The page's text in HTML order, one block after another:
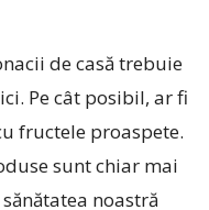
de casă trebuie
Pe cât posibil, ar fi
fructele proaspete.
sunt chiar mai
noastră